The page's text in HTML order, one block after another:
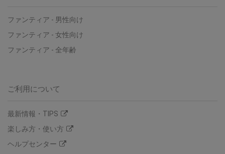
ファンティア - 男性向け
ファンティア - 女性向け
ファンティア - 全年齢
ご利用について
最新情報・TIPS
楽しみ方・使い方
ヘルプセンター